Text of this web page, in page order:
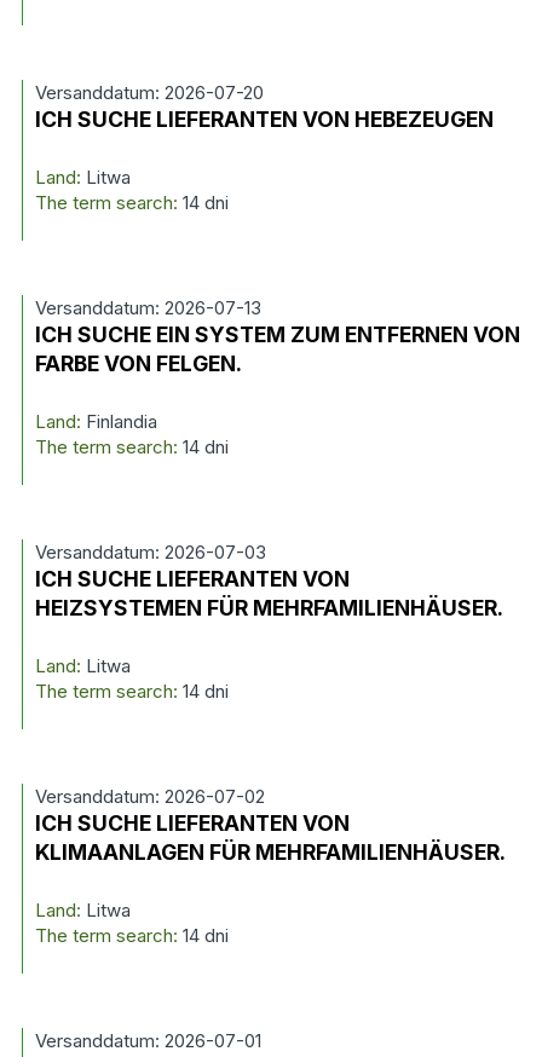
Versanddatum: 2026-07-20
ICH SUCHE LIEFERANTEN VON HEBEZEUGEN
Land: Litwa
The term search: 14 dni
Versanddatum: 2026-07-13
ICH SUCHE EIN SYSTEM ZUM ENTFERNEN VON
FARBE VON FELGEN.
Land: Finlandia
The term search: 14 dni
Versanddatum: 2026-07-03
ICH SUCHE LIEFERANTEN VON
HEIZSYSTEMEN FÜR MEHRFAMILIENHÄUSER.
Land: Litwa
The term search: 14 dni
Versanddatum: 2026-07-02
ICH SUCHE LIEFERANTEN VON
KLIMAANLAGEN FÜR MEHRFAMILIENHÄUSER.
Land: Litwa
The term search: 14 dni
Versanddatum: 2026-07-01